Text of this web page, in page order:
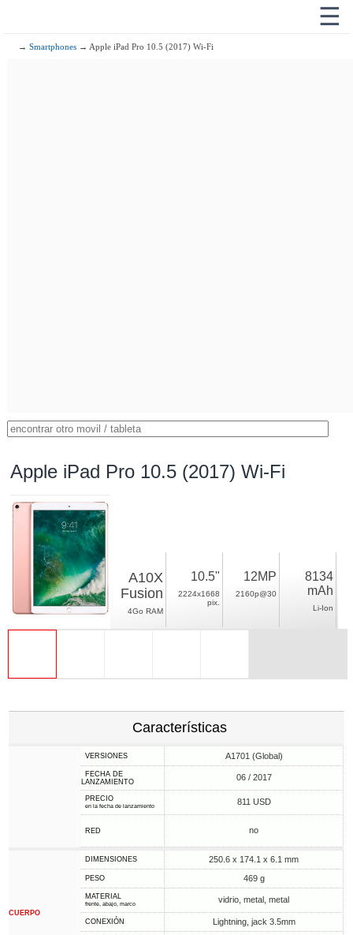
☰
→Smartphones → Apple iPad Pro 10.5 (2017) Wi-Fi
Apple iPad Pro 10.5 (2017) Wi-Fi
A10X
Fusion
4Go RAM
10.5"
2224x1668
pix.
12MP
2160p@30
8134
mAh
Li-Ion
Características
VERSIONES A1701 (Global)
FECHA DE
LANZAMIENTO
06 / 2017
PRECIO
en la fecha de lanzamiento 811 USD
RED no
CUERPO
DIMENSIONES 250.6 x 174.1 x 6.1 mm
PESO 469 g
MATERIAL
frente, abajo, marco vidrio, metal, metal
CONEXIÓN Lightning, jack 3.5mm